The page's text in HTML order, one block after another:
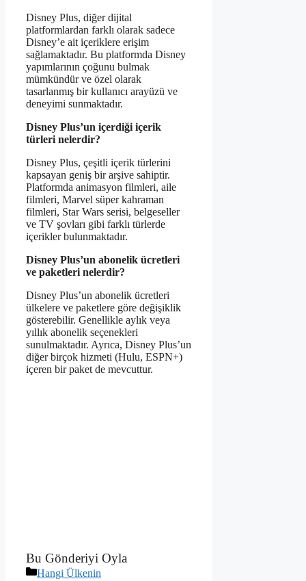
Disney Plus, diğer dijital
platformlardan farklı olarak sadece
Disney’e ait içeriklere erişim
sağlamaktadır. Bu platformda Disney
yapımlarının çoğunu bulmak
mümkündür ve özel olarak
tasarlanmış bir kullanıcı arayüzü ve
deneyimi sunmaktadır.
Disney Plus’un içerdiği içerik
türleri nelerdir?
Disney Plus, çeşitli içerik türlerini
kapsayan geniş bir arşive sahiptir.
Platformda animasyon filmleri, aile
filmleri, Marvel süper kahraman
filmleri, Star Wars serisi, belgeseller
ve TV şovları gibi farklı türlerde
içerikler bulunmaktadır.
Disney Plus’un abonelik ücretleri
ve paketleri nelerdir?
Disney Plus’un abonelik ücretleri
ülkelere ve paketlere göre değişiklik
gösterebilir. Genellikle aylık veya
yıllık abonelik seçenekleri
sunulmaktadır. Ayrıca, Disney Plus’un
diğer birçok hizmeti (Hulu, ESPN+)
içeren bir paket de mevcuttur.
Bu Gönderiyi Oyla
Kategoriler
Hangi Ülkenin